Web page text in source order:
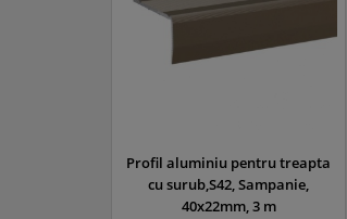
Profil aluminiu pentru treapta
cu surub,S42, Sampanie,
40x22mm, 3 m